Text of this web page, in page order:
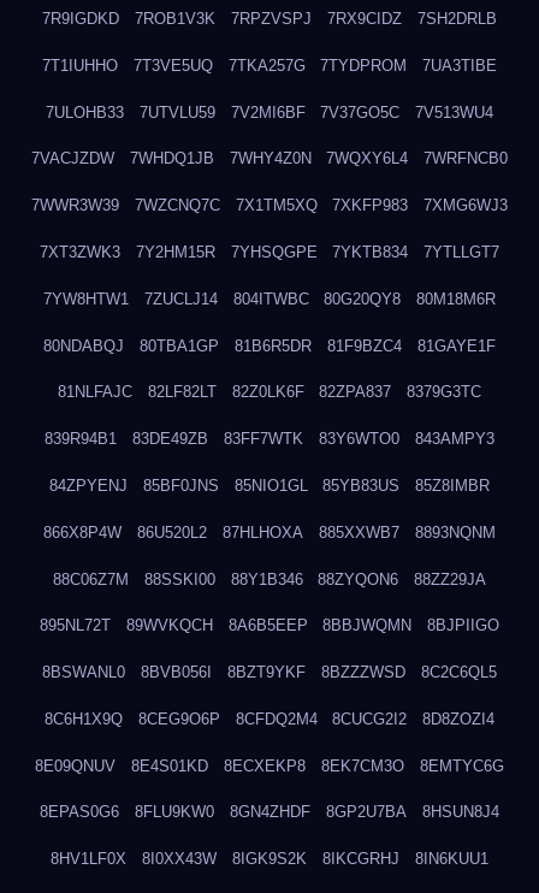
7R9IGDKD 7ROB1V3K 7RPZVSPJ 7RX9CIDZ 7SH2DRLB
7T1IUHHO 7T3VE5UQ 7TKA257G 7TYDPROM 7UA3TIBE
7ULOHB33 7UTVLU59 7V2MI6BF 7V37GO5C 7V513WU4
7VACJZDW 7WHDQ1JB 7WHY4Z0N 7WQXY6L4 7WRFNCB0
7WWR3W39 7WZCNQ7C 7X1TM5XQ 7XKFP983 7XMG6WJ3
7XT3ZWK3 7Y2HM15R 7YHSQGPE 7YKTB834 7YTLLGT7
7YW8HTW1 7ZUCLJ14 804ITWBC 80G20QY8 80M18M6R
80NDABQJ 80TBA1GP 81B6R5DR 81F9BZC4 81GAYE1F
81NLFAJC 82LF82LT 82Z0LK6F 82ZPA837 8379G3TC
839R94B1 83DE49ZB 83FF7WTK 83Y6WTO0 843AMPY3
84ZPYENJ 85BF0JNS 85NIO1GL 85YB83US 85Z8IMBR
866X8P4W 86U520L2 87HLHOXA 885XXWB7 8893NQNM
88C06Z7M 88SSKI00 88Y1B346 88ZYQON6 88ZZ29JA
895NL72T 89WVKQCH 8A6B5EEP 8BBJWQMN 8BJPIIGO
8BSWANL0 8BVB056I 8BZT9YKF 8BZZZWSD 8C2C6QL5
8C6H1X9Q 8CEG9O6P 8CFDQ2M4 8CUCG2I2 8D8ZOZI4
8E09QNUV 8E4S01KD 8ECXEKP8 8EK7CM3O 8EMTYC6G
8EPAS0G6 8FLU9KW0 8GN4ZHDF 8GP2U7BA 8HSUN8J4
8HV1LF0X 8I0XX43W 8IGK9S2K 8IKCGRHJ 8IN6KUU1